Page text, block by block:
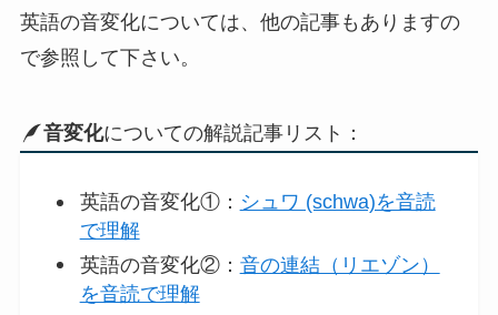
英語の音変化については、他の記事もありますの
で参照して下さい。
音変化についての解説記事リスト：
英語の音変化①： シュワ (schwa)を音読
で理解
英語の音変化②： 音の連結（リエゾン）
を音読で理解